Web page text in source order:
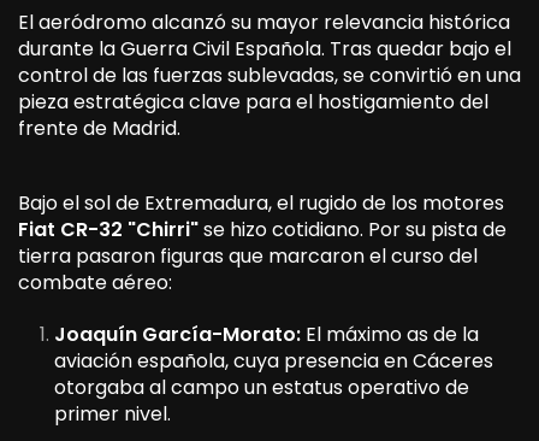
El aeródromo alcanzó su mayor relevancia histórica
durante la Guerra Civil Española. Tras quedar bajo el
control de las fuerzas sublevadas, se convirtió en una
pieza estratégica clave para el hostigamiento del
frente de Madrid.
Bajo el sol de Extremadura, el rugido de los motores
Fiat CR-32 "Chirri"se hizo cotidiano. Por su pista de
tierra pasaron figuras que marcaron el curso del
combate aéreo:
Joaquín García-Morato: El máximo as de la
aviación española, cuya presencia en Cáceres
otorgaba al campo un estatus operativo de
primer nivel.